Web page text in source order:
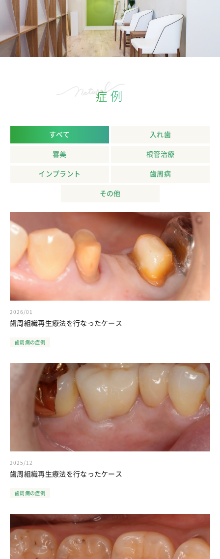
症例
すべて 入れ歯
審美 根管治療
インプラント 歯周病
その他
2026/01
歯周組織再生療法を行なったケース
歯周病の症例
2025/12
歯周組織再生療法を行なったケース
歯周病の症例